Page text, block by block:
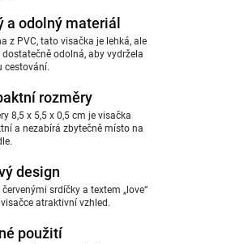
a odolný materiál
z PVC, tato visačka je lehká, ale
dostatečně odolná, aby vydržela
cestování.
rozměry
8,5 x 5,5 x 0,5 cm je visačka
a nezabírá zbytečně místo na
design
červenými srdíčky a textem „love“
atraktivní vzhled.
použití